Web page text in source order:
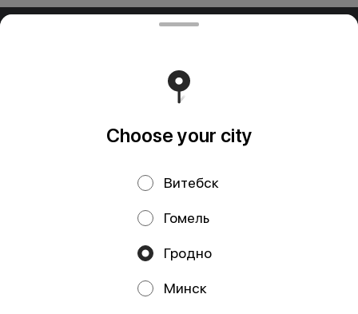
ООО "ПАДТАЙ-ГРУПП"
Свидетельство выдано Минским горисполкомом
03.12.2020 г. Интернет-магазин зарегистрирован в
Торговом реестре Республики Беларусь 18.01.2021г.
Файлы cookie
Choose your city
Витебск
Гомель
Гродно
Минск